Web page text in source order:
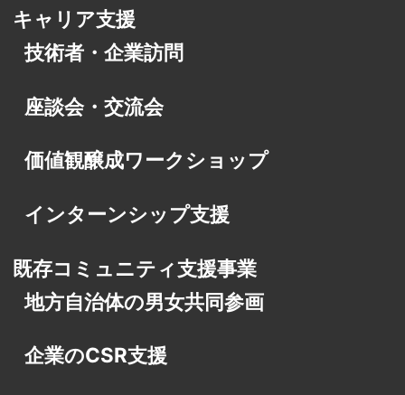
キャリア支援
技術者・企業訪問
座談会・交流会
価値観醸成ワークショップ
インターンシップ支援
既存コミュニティ支援事業
地方自治体の男女共同参画
企業のCSR支援